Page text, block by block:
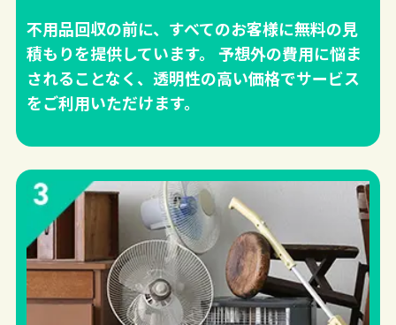
不用品回収の前に、すべてのお客様に無料の見
積もりを提供しています。 予想外の費用に悩ま
されることなく、透明性の高い価格でサービス
をご利用いただけます。